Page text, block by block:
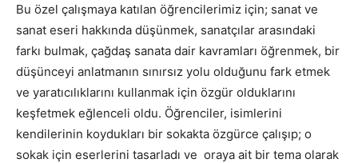
Bu özel çalışmaya katılan öğrencilerimiz için; sanat ve
sanat eseri hakkında düşünmek, sanatçılar arasındaki
farkı bulmak, çağdaş sanata dair kavramları öğrenmek, bir
düşünceyi anlatmanın sınırsız yolu olduğunu fark etmek
ve yaratıcılıklarını kullanmak için özgür olduklarını
keşfetmek eğlenceli oldu. Öğrenciler, isimlerini
kendilerinin koydukları bir sokakta özgürce çalışıp; o
sokak için eserlerini tasarladı ve oraya ait bir tema olarak